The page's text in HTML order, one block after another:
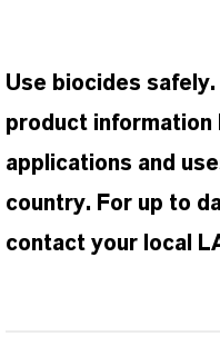
Use biocides
product information
applications and
country. For up to
contact your local